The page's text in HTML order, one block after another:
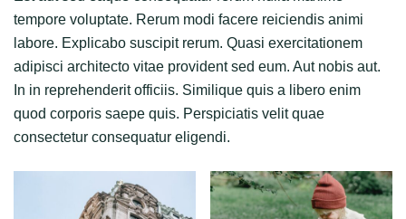
tempore voluptate. Rerum modi facere reiciendis animi
labore. Explicabo suscipit rerum. Quasi exercitationem
adipisci architecto vitae provident sed eum. Aut nobis aut.
In in reprehenderit officiis. Similique quis a libero enim
quod corporis saepe quis. Perspiciatis velit quae
consectetur consequatur eligendi.